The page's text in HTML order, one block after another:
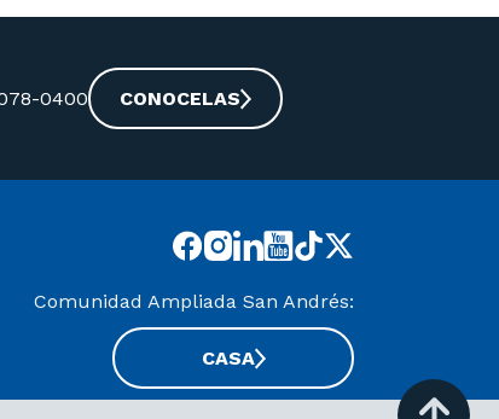
0400 CONOCELAS
Comunidad Ampliada San Andrés:
CASA